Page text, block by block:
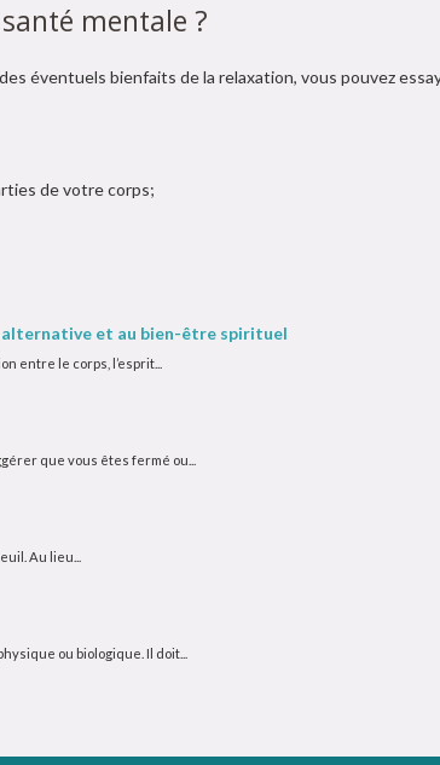
mentale ?
éventuels bienfaits de la relaxation, vous pouvez
de votre corps;
alternative et au bien-être spirituel
entre le corps, l’esprit...
que vous êtes fermé ou...
Au lieu...
ou biologique. Il doit...